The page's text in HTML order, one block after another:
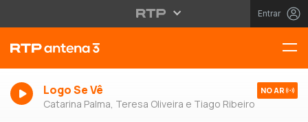
Entrar
Logo Se Vê
Catarina Palma, Teresa Oliveira e Tiago Ribeiro
NO AR